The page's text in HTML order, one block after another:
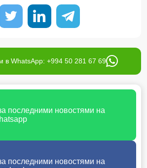
в WhatsApp: +994 50 281 67 69
последними новостями на
последними новостями на